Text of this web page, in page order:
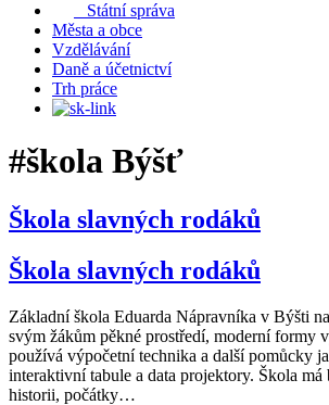
Státní správa
Města a obce
Vzdělávání
Daně a účetnictví
Trh práce
#škola Býšť
Škola slavných rodáků
Škola slavných rodáků
Základní škola Eduarda Nápravníka v Býšti
svým žákům pěkné prostředí, moderní formy
používá výpočetní technika a další pomůcky
interaktivní tabule a data projektory. Škola má
historii, počátky…